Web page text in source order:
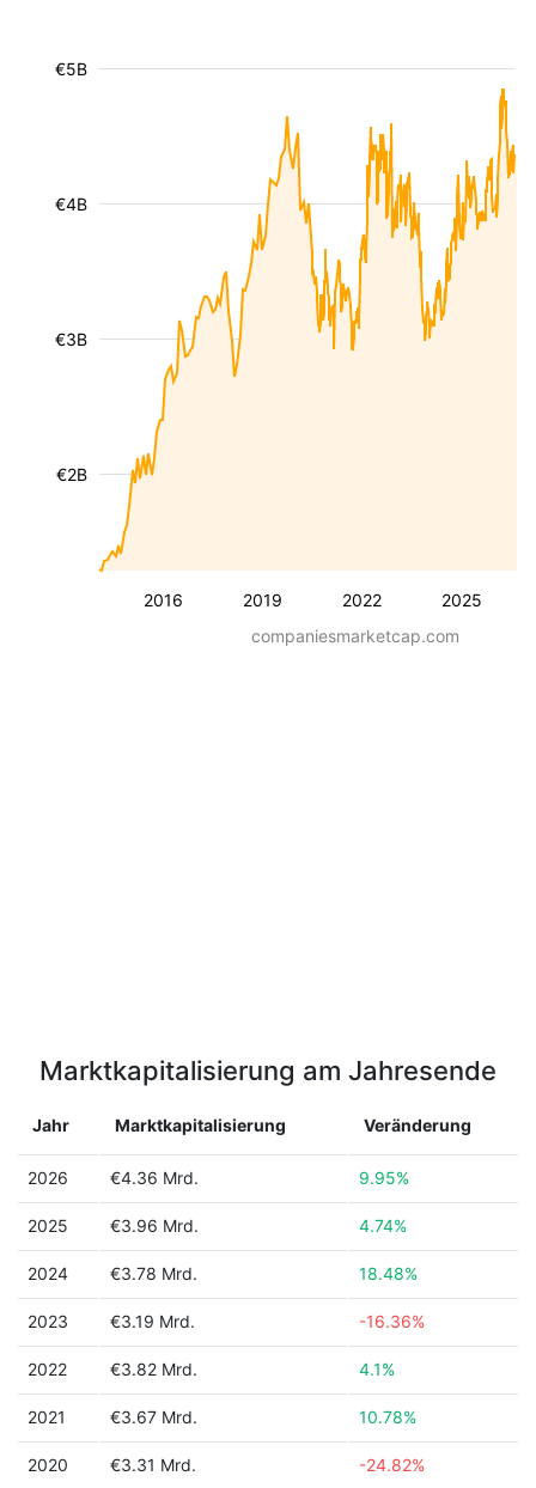
2016 2019 2022 2025
€2B
€3B
€4B
€5B
companiesmarketcap.com
Marktkapitalisierung am Jahresende
Jahr Marktkapitalisierung Veränderung
2026 €4.36 Mrd. 9.95%
2025 €3.96 Mrd. 4.74%
2024 €3.78 Mrd. 18.48%
2023 €3.19 Mrd. -16.36%
2022 €3.82 Mrd. 4.1%
2021 €3.67 Mrd. 10.78%
2020 €3.31 Mrd. -24.82%